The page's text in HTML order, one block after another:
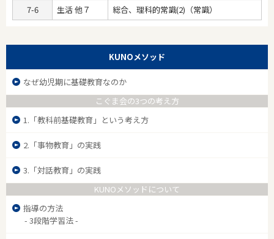
7-6
生活 他７ 総合、理科的常識(2)（常識）
KUNOメソッド
なぜ幼児期に基礎教育なのか
こぐま会の3つの考え方
1.「教科前基礎教育」という考え方
2.「事物教育」の実践
3.「対話教育」の実践
KUNOメソッドについて
指導の方法
- 3段階学習法 -